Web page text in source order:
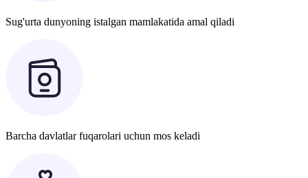
Sug'urta dunyoning istalgan mamlakatida amal qiladi
Barcha davlatlar fuqarolari uchun mos keladi